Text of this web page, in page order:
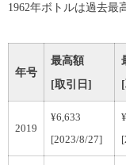
1962年ボトルは過去最
年号
最高額
[取引日]
2019
¥6,633
[2023/8/27]